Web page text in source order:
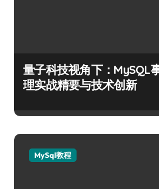
量子科技视角下：MySQL
理实战精要与技术创新
MySql教程